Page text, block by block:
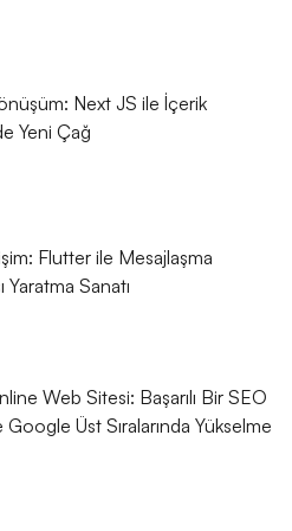
Markanızı Dijital
Sitesi Tasarımı:
Çıkın!
Tasarımı: İhtiyacınız Olan
İnternetin Sesi
Web Sitesi Tasarımı:
Next JS ile İçerik
Yeni Çağ
Flutter ile Mesajlaşma
Yaratma Sanatı
Web Sitesi: Başarılı Bir SEO
Google Üst Sıralarında Yükselme